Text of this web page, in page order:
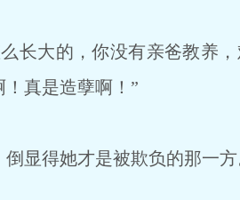
长大的，你没有亲爸教养
真是造孽啊！”
显得她才是被欺负的那一方